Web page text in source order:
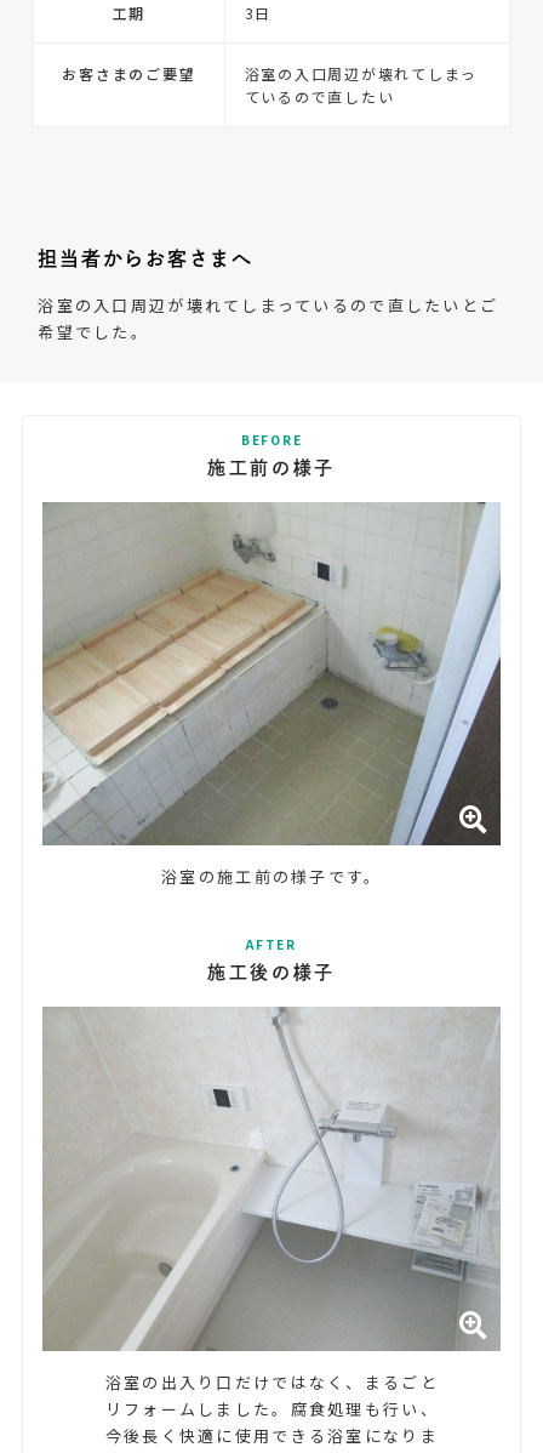
工期 3日
お客さまのご要望
浴室の入口周辺が壊れてしまっ
ているので直したい
担当者からお客さまへ
浴室の入口周辺が壊れてしまっているので直したいとご
希望でした。
BEFORE
施工前の様子
浴室の施工前の様子です。
AFTER
施工後の様子
浴室の出入り口だけではなく、まるごと
リフォームしました。腐食処理も行い、
今後長く快適に使用できる浴室になりま